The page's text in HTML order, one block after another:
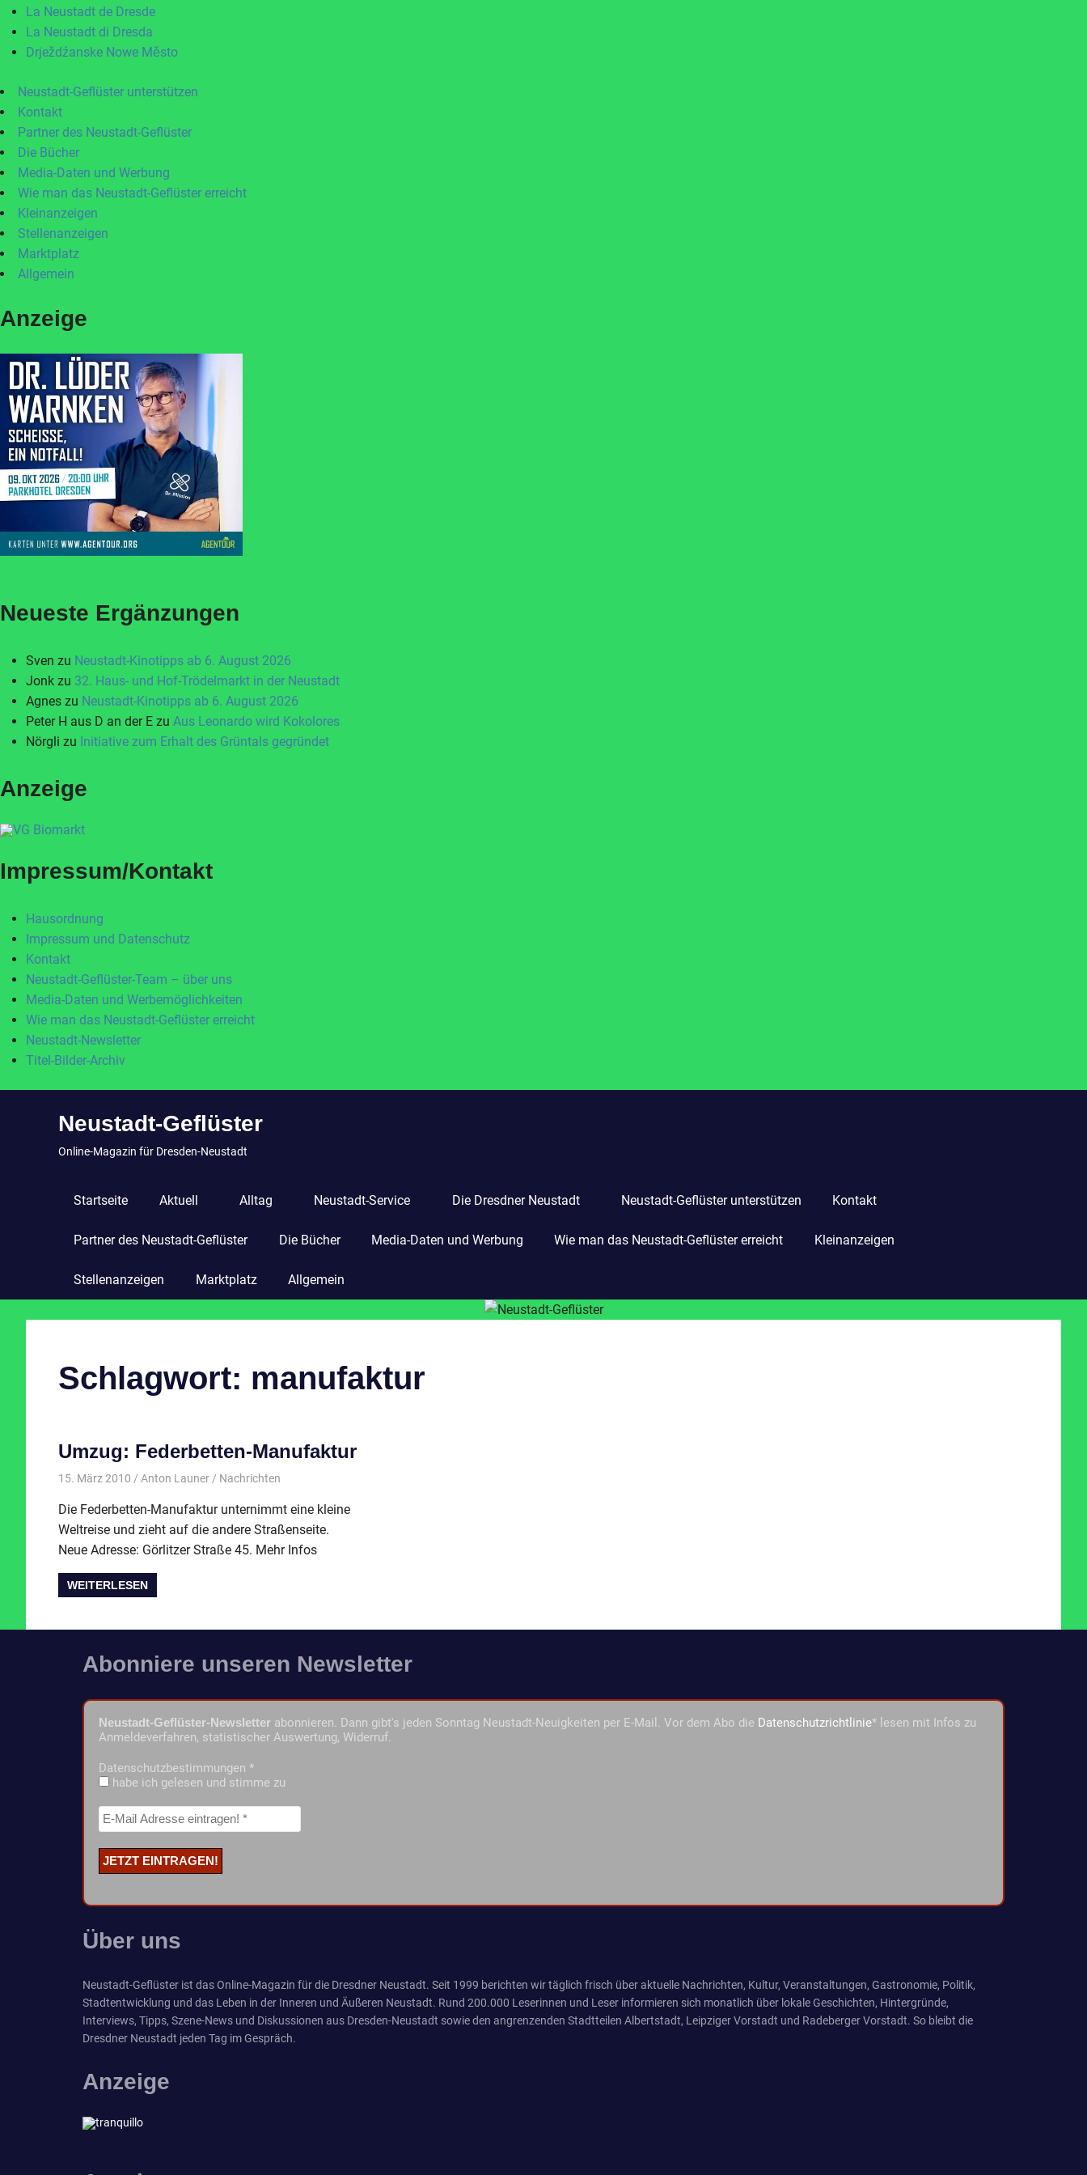
La Neustadt de Dresde
La Neustadt di Dresda
Drježdźanske Nowe Město
Neustadt-Geflüster unterstützen
Kontakt
Partner des Neustadt-Geflüster
Die Bücher
Media-Daten und Werbung
Wie man das Neustadt-Geflüster erreicht
Kleinanzeigen
Stellenanzeigen
Marktplatz
Allgemein
Anzeige
Neueste Ergänzungen
Sven zu Neustadt-Kinotipps ab 6. August 2026
Jonk zu 32. Haus- und Hof-Trödelmarkt in der Neustadt
Agnes zu Neustadt-Kinotipps ab 6. August 2026
Peter H aus D an der E zu Aus Leonardo wird Kokolores
Nörgli zu Initiative zum Erhalt des Grüntals gegründet
Anzeige
Impressum/Kontakt
Hausordnung
Impressum und Datenschutz
Kontakt
Neustadt-Geflüster-Team – über uns
Media-Daten und Werbemöglichkeiten
Wie man das Neustadt-Geflüster erreicht
Neustadt-Newsletter
Titel-Bilder-Archiv
Neustadt-Geflüster
Online-Magazin für Dresden-Neustadt
Startseite Aktuell Alltag Neustadt-Service Die Dresdner Neustadt Neustadt-Geflüster unterstützen Kontakt
Partner des Neustadt-Geflüster Die Bücher Media-Daten und Werbung Wie man das Neustadt-Geflüster erreicht Kleinanzeigen
Stellenanzeigen Marktplatz Allgemein
Schlagwort: manufaktur
Umzug: Federbetten-Manufaktur
15. März 2010 Anton Launer Nachrichten
Die Federbetten-Manufaktur unternimmt eine kleine
Weltreise und zieht auf die andere Straßenseite.
Neue Adresse: Görlitzer Straße 45. Mehr Infos
WEITERLESEN
Abonniere unseren Newsletter
Neustadt-Geflüster-Newsletter abonnieren. Dann gibt's jeden Sonntag Neustadt-Neuigkeiten per E-Mail. Vor dem Abo die Datenschutzrichtlinie* lesen mit Infos zu
Anmeldeverfahren, statistischer Auswertung, Widerruf.
Datenschutzbestimmungen *
habe ich gelesen und stimme zu
Über uns
Neustadt-Geflüster ist das Online-Magazin für die Dresdner Neustadt. Seit 1999 berichten wir täglich frisch über aktuelle Nachrichten, Kultur, Veranstaltungen, Gastronomie, Politik,
Stadtentwicklung und das Leben in der Inneren und Äußeren Neustadt. Rund 200.000 Leserinnen und Leser informieren sich monatlich über lokale Geschichten, Hintergründe,
Interviews, Tipps, Szene-News und Diskussionen aus Dresden-Neustadt sowie den angrenzenden Stadtteilen Albertstadt, Leipziger Vorstadt und Radeberger Vorstadt. So bleibt die
Dresdner Neustadt jeden Tag im Gespräch.
Anzeige